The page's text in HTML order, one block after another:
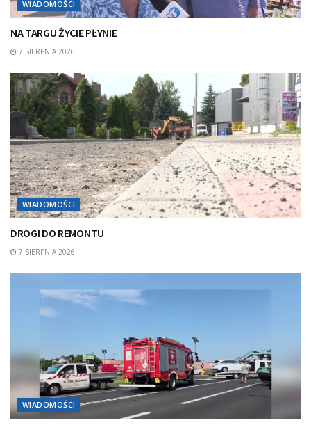
WIADOMOŚCI
NA TARGU ŻYCIE PŁYNIE
7 SIERPNIA 2026
WIADOMOŚCI
DROGI DO REMONTU
7 SIERPNIA 2026
WIADOMOŚCI